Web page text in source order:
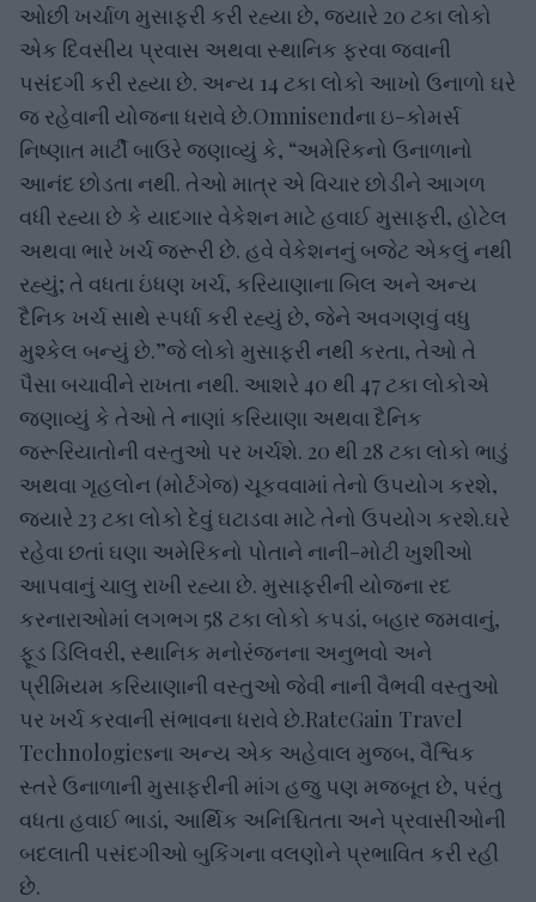
ઓછી ખર્ચાળ મુસાફરી કરી રહ્યા છે, જ્યારે 20 ટકા લોકો
એક દિવસીય પ્રવાસ અથવા સ્થાનિક ફરવા જવાની
પસંદગી કરી રહ્યા છે. અન્ય 14 ટકા લોકો આખો ઉનાળો ઘરે
જ રહેવાની યોજના ધરાવે છે.Omnisendના ઇ-કોમર્સ
નિષ્ણાત માર્ટી બાઉરે જણાવ્યું કે, “અમેરિકનો ઉનાળાનો
આનંદ છોડતા નથી. તેઓ માત્ર એ વિચાર છોડીને આગળ
વધી રહ્યા છે કે યાદગાર વેકેશન માટે હવાઈ મુસાફરી, હોટેલ
અથવા ભારે ખર્ચ જરૂરી છે. હવે વેકેશનનું બજેટ એકલું નથી
રહ્યું; તે વધતા ઇંધણ ખર્ચ, કરિયાણાના બિલ અને અન્ય
દૈનિક ખર્ચ સાથે સ્પર્ધા કરી રહ્યું છે, જેને અવગણવું વધુ
મુશ્કેલ બન્યું છે.”જે લોકો મુસાફરી નથી કરતા, તેઓ તે
પૈસા બચાવીને રાખતા નથી. આશરે 40 થી 47 ટકા લોકોએ
જણાવ્યું કે તેઓ તે નાણાં કરિયાણા અથવા દૈનિક
જરૂરિયાતોની વસ્તુઓ પર ખર્ચશે. 20 થી 28 ટકા લોકો ભાડું
અથવા ગૃહલોન (મોર્ટગેજ) ચૂકવવામાં તેનો ઉપયોગ કરશે,
જ્યારે 23 ટકા લોકો દેવું ઘટાડવા માટે તેનો ઉપયોગ કરશે.ઘરે
રહેવા છતાં ઘણા અમેરિકનો પોતાને નાની-મોટી ખુશીઓ
આપવાનું ચાલુ રાખી રહ્યા છે. મુસાફરીની યોજના રદ
કરનારાઓમાં લગભગ 58 ટકા લોકો કપડાં, બહાર જમવાનું,
ફૂડ ડિલિવરી, સ્થાનિક મનોરંજનના અનુભવો અને
પ્રીમિયમ કરિયાણાની વસ્તુઓ જેવી નાની વૈભવી વસ્તુઓ
પર ખર્ચ કરવાની સંભાવના ધરાવે છે.RateGain Travel
Technologiesના અન્ય એક અહેવાલ મુજબ, વૈશ્વિક
સ્તરે ઉનાળાની મુસાફરીની માંગ હજુ પણ મજબૂત છે, પરંતુ
વધતા હવાઈ ભાડાં, આર્થિક અનિશ્ચિતતા અને પ્રવાસીઓની
બદલાતી પસંદગીઓ બુકિંગના વલણોને પ્રભાવિત કરી રહી
છે.